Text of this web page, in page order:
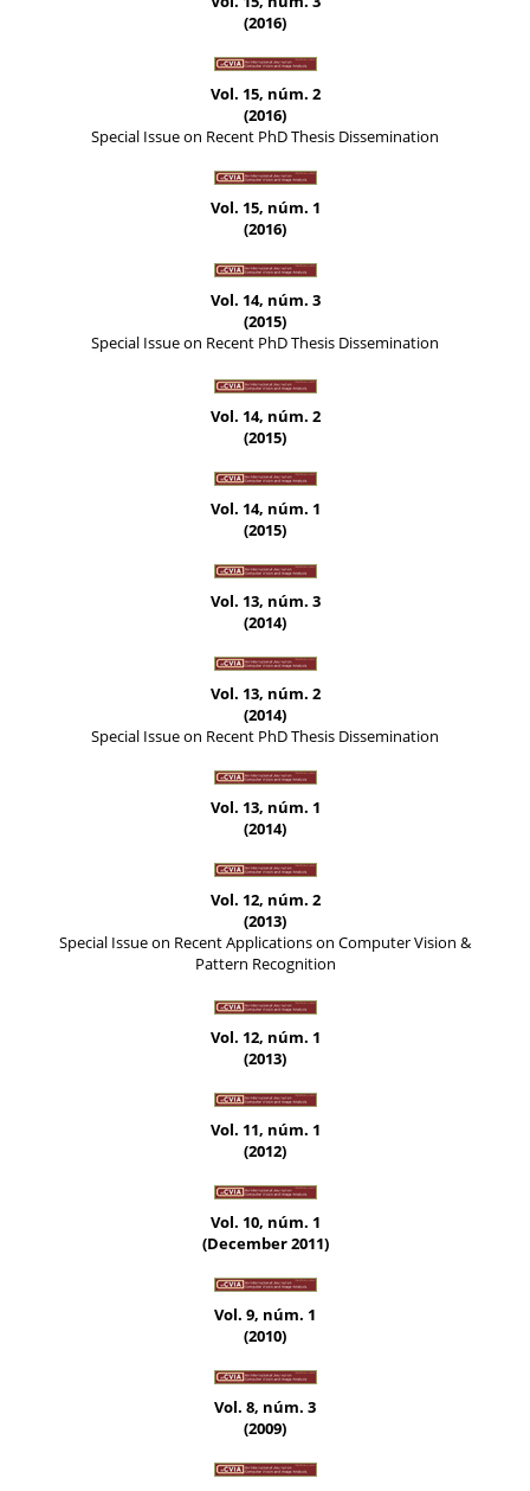
(2016)
Vol. 15, núm. 2
(2016)
Special Issue on Recent PhD Thesis Dissemination
Vol. 15, núm. 1
(2016)
Vol. 14, núm. 3
(2015)
Special Issue on Recent PhD Thesis Dissemination
Vol. 14, núm. 2
(2015)
Vol. 14, núm. 1
(2015)
Vol. 13, núm. 3
(2014)
Vol. 13, núm. 2
(2014)
Special Issue on Recent PhD Thesis Dissemination
Vol. 13, núm. 1
(2014)
Vol. 12, núm. 2
(2013)
Special Issue on Recent Applications on Computer Vision &
Pattern Recognition
Vol. 12, núm. 1
(2013)
Vol. 11, núm. 1
(2012)
Vol. 10, núm. 1
(December 2011)
Vol. 9, núm. 1
(2010)
Vol. 8, núm. 3
(2009)